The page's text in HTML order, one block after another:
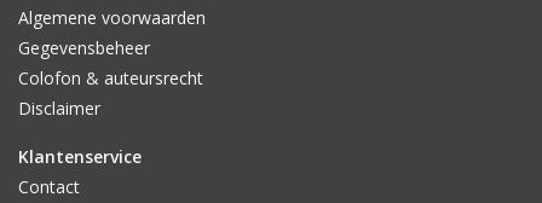
Algemene voorwaarden
Gegevensbeheer
Colofon & auteursrecht
Disclaimer
Klantenservice
Contact